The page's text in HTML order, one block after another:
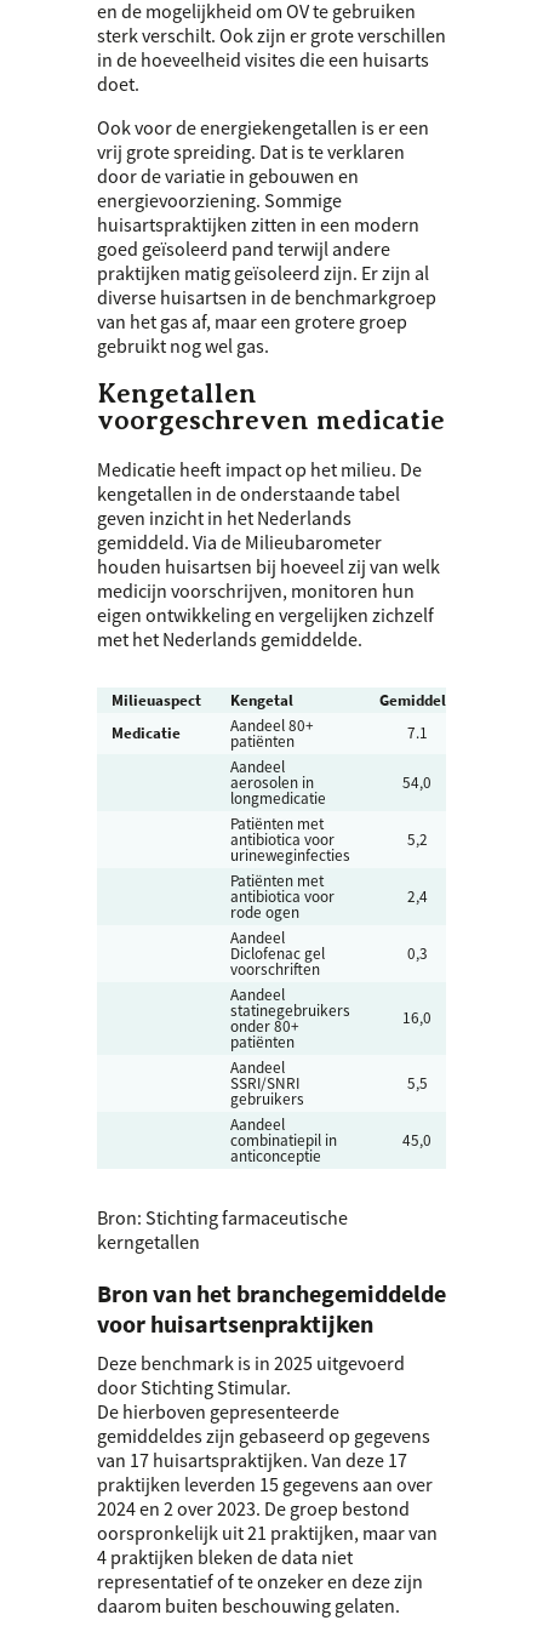
en de mogelijkheid om OV te gebruiken
sterk verschilt. Ook zijn er grote verschillen
in de hoeveelheid visites die een huisarts
doet.
Ook voor de energiekengetallen is er een
vrij grote spreiding. Dat is te verklaren
door de variatie in gebouwen en
energievoorziening. Sommige
huisartspraktijken zitten in een modern
goed geïsoleerd pand terwijl andere
praktijken matig geïsoleerd zijn. Er zijn al
diverse huisartsen in de benchmarkgroep
van het gas af, maar een grotere groep
gebruikt nog wel gas.
Kengetallen
voorgeschreven medicatie
Medicatie heeft impact op het milieu. De
kengetallen in de onderstaande tabel
geven inzicht in het Nederlands
gemiddeld. Via de Milieubarometer
houden huisartsen bij hoeveel zij van welk
medicijn voorschrijven, monitoren hun
eigen ontwikkeling en vergelijken zichzelf
met het Nederlands gemiddelde.
Milieuaspect Kengetal Gemiddeld
Medicatie
Aandeel 80+
patiënten 7.1
Aandeel
aerosolen in
longmedicatie
54,0
Patiënten met
antibiotica voor
urineweginfecties
5,2
Patiënten met
antibiotica voor
rode ogen
2,4
Aandeel
Diclofenac gel
voorschriften
0,3
Aandeel
statinegebruikers
onder 80+
patiënten
16,0
Aandeel
SSRI/SNRI
gebruikers
5,5
Aandeel
combinatiepil in
anticonceptie
45,0
Bron: Stichting farmaceutische
kerngetallen
Bron van het branchegemiddelde
voor huisartsenpraktijken
Deze benchmark is in 2025 uitgevoerd
door Stichting Stimular.
De hierboven gepresenteerde
gemiddeldes zijn gebaseerd op gegevens
van 17 huisartspraktijken. Van deze 17
praktijken leverden 15 gegevens aan over
2024 en 2 over 2023. De groep bestond
oorspronkelijk uit 21 praktijken, maar van
4 praktijken bleken de data niet
representatief of te onzeker en deze zijn
daarom buiten beschouwing gelaten.